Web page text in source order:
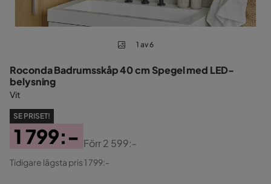
1 av 6
Roconda Badrumsskåp 40 cm Spegel med LED-
belysning
Vit
SE PRISET!
Pris
1 799:-
Original
Förr2 599:-
Tidigare lägsta pris 1 799:-